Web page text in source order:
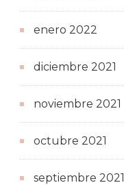
enero 2022
diciembre 2021
noviembre 2021
octubre 2021
septiembre 2021